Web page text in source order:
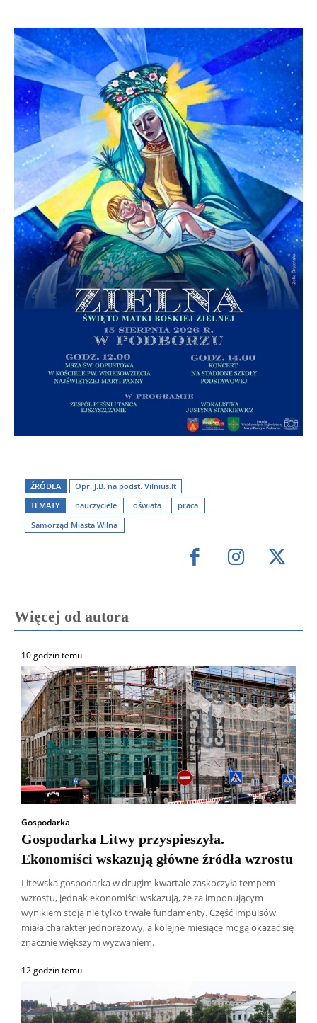
ŹRÓDŁA
Opr. J.B. na podst. Vilnius.lt
TEMATY
nauczyciele oświata
praca
Samorząd Miasta Wilna
Więcej od autora
10 godzin temu
Gospodarka
Gospodarka Litwy przyspieszyła.
Ekonomiści wskazują główne źródła wzrostu
Litewska gospodarka w drugim kwartale zaskoczyła tempem
wzrostu, jednak ekonomiści wskazują, że za imponującym
wynikiem stoją nie tylko trwałe fundamenty. Część impulsów
miała charakter jednorazowy, a kolejne miesiące mogą okazać się
znacznie większym wyzwaniem.
12 godzin temu